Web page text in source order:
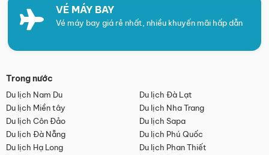
VÉ MÁY BAY
Vé máy bay giá rẻ nhất, nhiều khuyến mãi hấp dẫn
Trong nước
Du lịch Nam Du
Du lịch Đà Lạt
Du lịch Miền tây
Du lịch Nha Trang
Du lịch Côn Đảo
Du lịch Sapa
Du lịch Đà Nẵng
Du lịch Phú Quốc
Du lịch Hạ Long
Du lịch Phan Thiết